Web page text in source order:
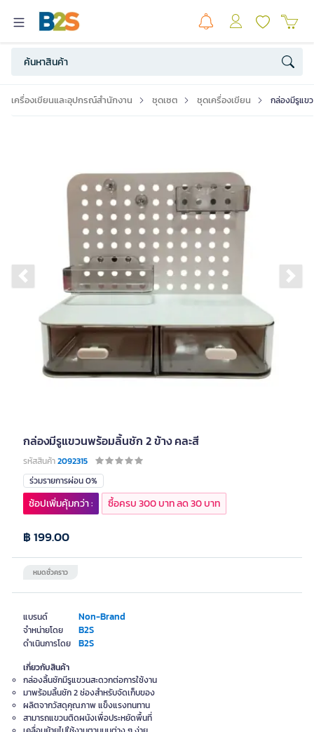
เครื่องเขียนและอุปกรณ์สำนักงาน ชุดเซต ชุดเครื่องเขียน กล่องมีรูแข
Previous slide
กล่องมีรูแขวนพร้อมลิ้นชัก 2 ข้าง คละสี
รหัสสินค้า2092315
แบรนด์ Non-Brand
จำหน่ายโดย B2S
ดำเนินการโดย B2S
ร่วมรายการผ่อน 0%
หมดชั่วคราว
฿ 199.00
ช้อปเพิ่มคุ้มกว่า : ซื้อครบ 300 บาท ลด 30 บาท
เกี่ยวกับสินค้า
กล่องลิ้นชักมีรูแขวนสะดวกต่อการใช้งาน
มาพร้อมลิ้นชัก 2 ช่องสำหรับจัดเก็บของ
ผลิตจากวัสดุคุณภาพ แข็งแรงทนทาน
สามารถแขวนติดผนังเพื่อประหยัดพื้นที่